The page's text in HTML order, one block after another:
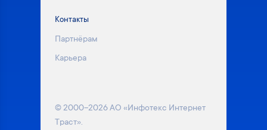
Контакты
Партнёрам
Карьера
© 2000–2026 АО «Инфотекс Интернет
Траст».